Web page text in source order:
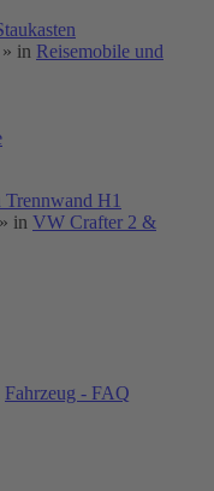
» in Reisemobile und
H1
» in VW Crafter 2 &
Fahrzeug - FAQ